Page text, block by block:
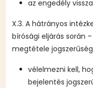
az engedély
X.3. A hátrányos
bírósági eljárás során
megtétele
vélelmezni kell,
bejelentés